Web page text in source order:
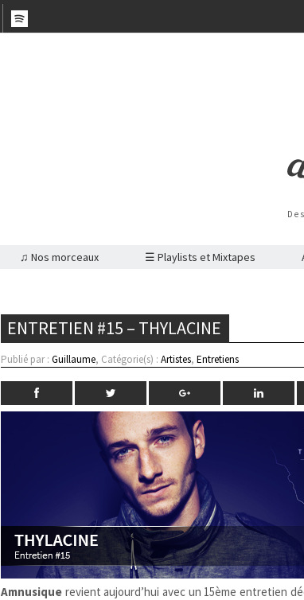
♫ Nos morceaux ☰ Playlists et Mixtapes
ENTRETIEN #15 – THYLACINE
Publié par :Guillaume, Catégorie(s) :Artistes,Entretiens
Amnusique revient aujourd’hui avec un 15ème entretien